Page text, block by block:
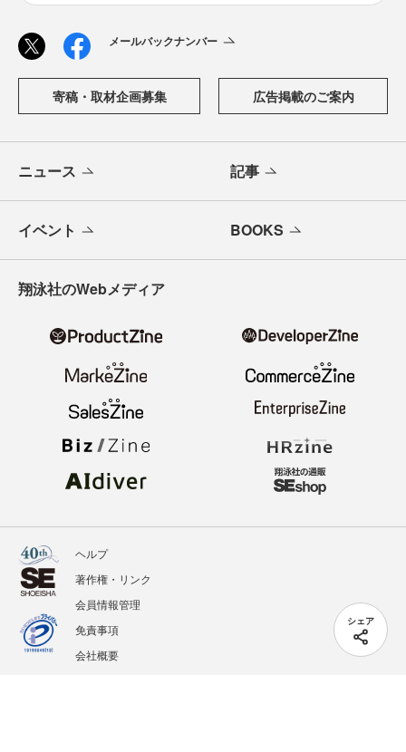
シェア
メールバックナンバー
寄稿・取材企画募集 広告掲載のご案内
ニュース 記事
イベント BOOKS
翔泳社のWebメディア
ヘルプ
著作権・リンク
会員情報管理
免責事項
会社概要